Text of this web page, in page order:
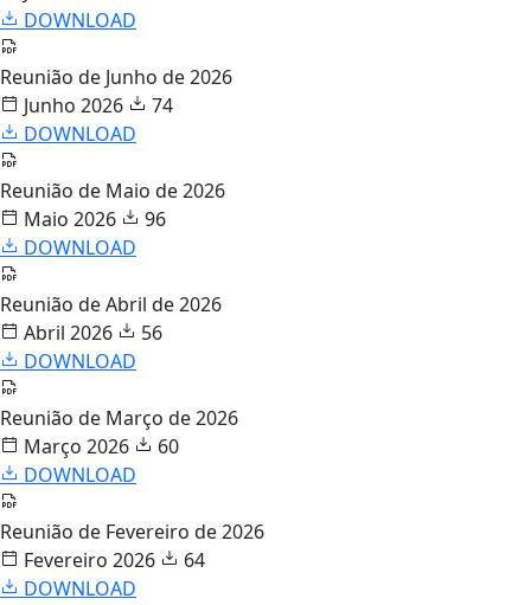
DOWNLOAD
Reunião de Junho de 2026
Junho 2026
74
DOWNLOAD
Reunião de Maio de 2026
Maio 2026
96
DOWNLOAD
Reunião de Abril de 2026
Abril 2026
56
DOWNLOAD
Reunião de Março de 2026
Março 2026
60
DOWNLOAD
Reunião de Fevereiro de 2026
Fevereiro 2026
64
DOWNLOAD